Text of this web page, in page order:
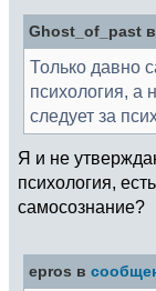
Ghost_of_past в
Только давно
психология,
следует за
Я и не
психология,
самосознание?
epros в